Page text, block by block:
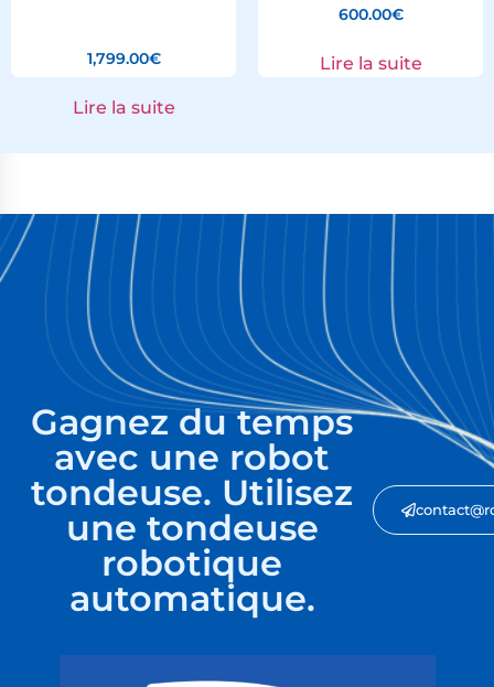
1,799.00€
Lire la suite
600.00€
Lire la suite
Gagnez du temps
avec une robot
tondeuse. Utilisez
une tondeuse
robotique
automatique.